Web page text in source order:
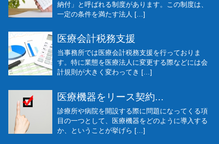
納付」と呼ばれる制度があります。この制度は、
一定の条件を満たす法人 […]
医療会計税務支援
当事務所では医療会計税務支援を行っておりま
す。特に業態を医療法人に変更する際などには会
計規則が大きく変わってき […]
医療機器をリース契約...
診療所や病院を開設する際に問題になってくる項
目の一つとして、医療機器をどのように導入する
か、ということが挙げら […]